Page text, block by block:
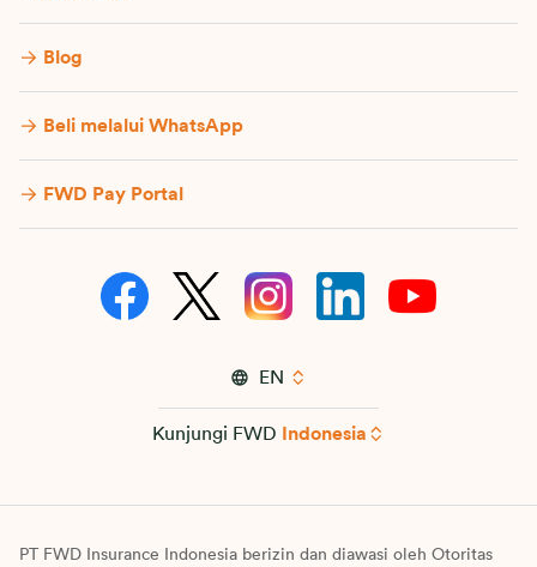
Blog
Beli melalui WhatsApp
FWD Pay Portal
EN
Kunjungi FWD Indonesia
PT FWD Insurance Indonesia berizin dan diawasi oleh Otoritas